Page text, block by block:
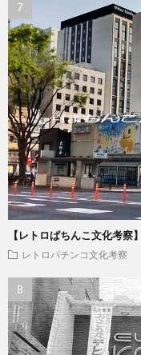
【レトロぱちんこ文化考察
レトロパチンコ文化考察